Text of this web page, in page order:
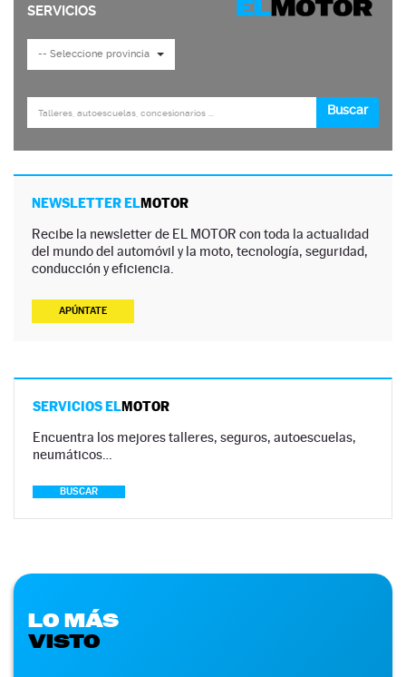
NEWSLETTER ELMOTOR
Recibe la newsletter de EL MOTOR con toda la actualidad
del mundo del automóvil y la moto, tecnología, seguridad,
conducción y eficiencia.
APÚNTATE
SERVICIOS ELMOTOR
Encuentra los mejores talleres, seguros, autoescuelas,
neumáticos…
BUSCAR
LO MÁS
VISTO